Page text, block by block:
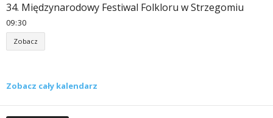
34. Międzynarodowy Festiwal Folkloru w Strzegomiu
09 30
Zobacz
Zobacz cały kalendarz